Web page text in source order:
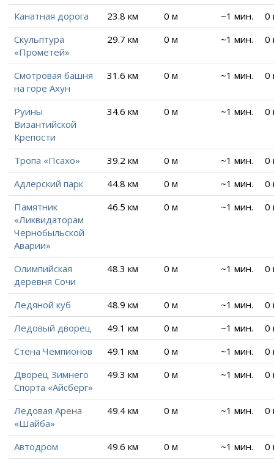
Канатная дорога 23.8 км 0 м ~1 мин.
0
Скульптура
«Прометей»
29.7 км 0 м ~1 мин. 0
Смотровая башня
на горе Ахун
31.6 км 0 м ~1 мин. 0
Руины
Византийской
Крепости
34.6 км 0 м ~1 мин. 0
Тропа «Псахо» 39.2 км 0 м ~1 мин.
0
Адлерский парк
44.8 км 0 м ~1 мин.
0
Памятник
«Ликвидаторам
Чернобыльской
Аварии»
46.5 км 0 м ~1 мин. 0
Олимпийская
деревня Сочи
48.3 км 0 м ~1 мин. 0
Ледяной куб 48.9 км 0 м ~1 мин.
0
Ледовый дворец
49.1 км 0 м ~1 мин.
0
Стена Чемпионов
49.1 км 0 м ~1 мин.
0
Дворец Зимнего
Спорта «Айсберг»
49.3 км 0 м ~1 мин. 0
Ледовая Арена
«Шайба»
49.4 км 0 м ~1 мин. 0
Автодром 49.6 км 0 м ~1 мин.
0